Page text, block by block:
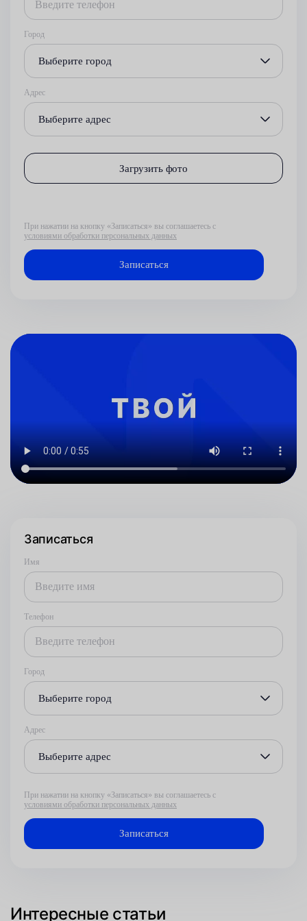
Город
Выберите город
Адрес
Выберите адрес
Загрузить фото
При нажатии на кнопку «Записаться» вы соглашаетесь с
условиями обработки персональных данных
Записаться
Имя
Телефон
Город
Выберите город
Адрес
Выберите адрес
При нажатии на кнопку «Записаться» вы соглашаетесь с
условиями обработки персональных данных
Интересные статьи